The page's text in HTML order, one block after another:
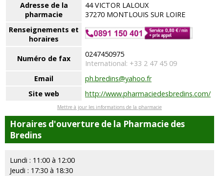
Adresse de la
pharmacie
44 VICTOR LALOUX
37270 MONTLOUIS SUR LOIRE
Renseignements et
horaires
Numéro de fax
0247450975
International: +33 2 47 45 09
Email
ph.bredins@yahoo.fr
Site web
http://www.pharmaciedesbredins.com/
Mettre à jour les informations de la pharmacie
Horaires d'ouverture de la Pharmacie des
Bredins
Lundi : 11:00 à 12:00
Jeudi : 17:30 à 18:30